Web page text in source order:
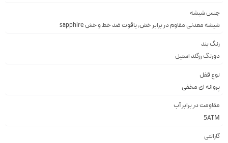
جنس شیشه
شيشه معدنى مقاوم در برابر خش, ياقوت ضد خط و خش sapphire
رنگ بند
دورنگ رزگلد استيل
نوع قفل
پروانه اى مخفى
مقاومت در برابر آب
5ATM
گارانتی